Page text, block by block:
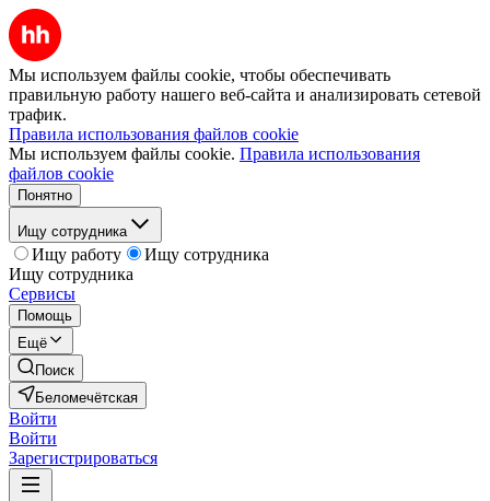
Мы используем файлы cookie, чтобы обеспечивать
правильную работу нашего веб-сайта и анализировать сетевой
трафик.
Правила использования файлов cookie
Мы используем файлы cookie. Правила использования
файлов cookie
Понятно
Ищу сотрудника
Ищу работу
Ищу сотрудника
Ищу сотрудника
Сервисы
Помощь
Ещё
Поиск
Беломечётская
Войти
Войти
Зарегистрироваться